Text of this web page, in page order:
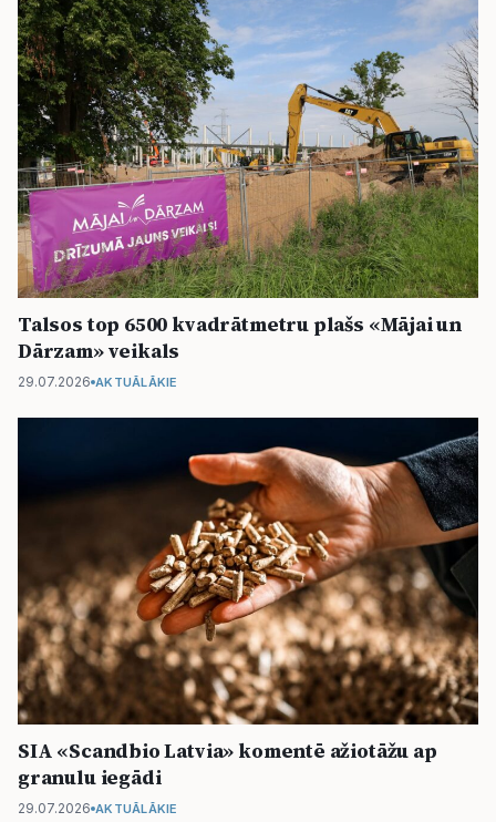
Talsos top 6500 kvadrātmetru plašs «Mājai un
Dārzam» veikals
29.07.2026 AKTUĀLĀKIE
SIA «Scandbio Latvia» komentē ažiotāžu ap
granulu iegādi
29.07.2026 AKTUĀLĀKIE